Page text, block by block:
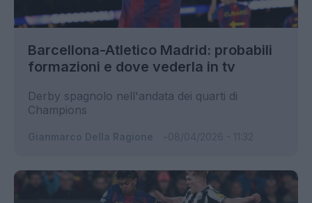
Barcellona-Atletico Madrid: probabili
formazioni e dove vederla in tv
Derby spagnolo nell'andata dei quarti di
Champions